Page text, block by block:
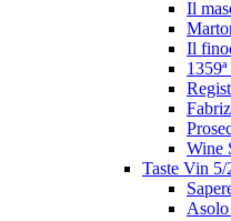
Il
Il
Wine
Taste Vin 5/